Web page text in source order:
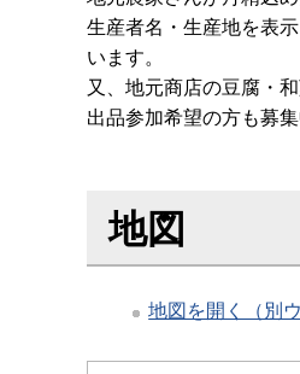
生産者名・生産地を表
います。
又、地元商店の豆腐・
出品参加希望の方も募集
地図
地図を開く（別